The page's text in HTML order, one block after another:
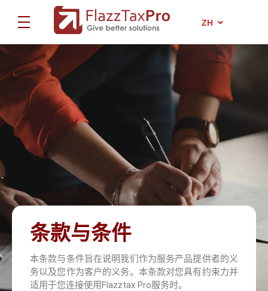
FlazzTax Pro
ZH
ID
条款与条件
本条款与条件旨在说明我们作为服务产品提供者的义
务以及您作为客户的义务。本条款对您具有约束力并
适用于您连接使用Flazztax Pro服务时。